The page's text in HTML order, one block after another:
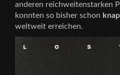
anderen reichweitenstarken
konnten so bisher schon
weltweit erreichen.